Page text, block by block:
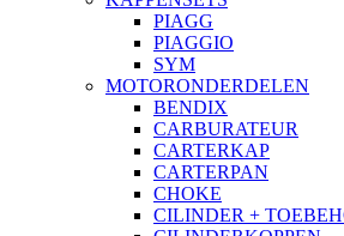
PIAGG
PIAGGIO
SYM
MOTORONDERDELEN
BENDIX
CARBURATEUR
CARTERKAP
CARTERPAN
CHOKE
CILINDER +